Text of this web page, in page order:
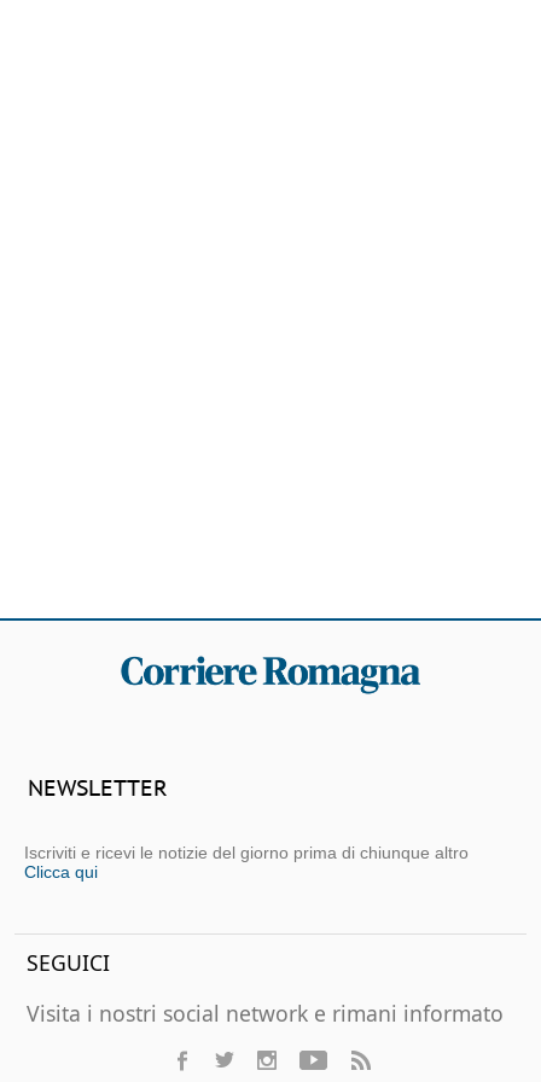
NEWSLETTER
Iscriviti e ricevi le notizie del giorno prima di chiunque altro
Clicca qui
SEGUICI
Visita i nostri social network e rimani informato